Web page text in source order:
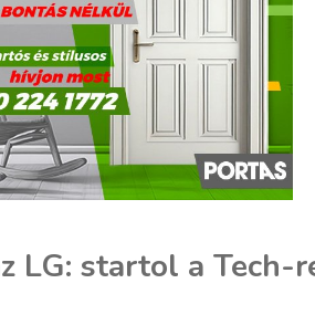
LG: startol a Tech-